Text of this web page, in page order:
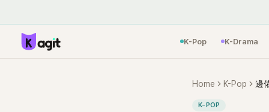
K-Pop K-Drama
Home K-Pop 邊
K-POP